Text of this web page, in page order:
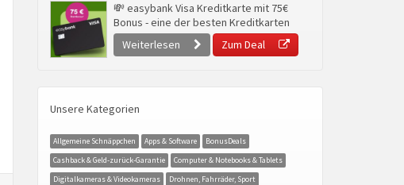
💸 easybank Visa Kreditkarte mit 75€
Bonus - eine der besten Kreditkarten
Weiterlesen
Zum Deal
Unsere Kategorien
Allgemeine Schnäppchen Apps & Software
BonusDeals
Cashback & Geld-zurück-Garantie
Computer & Notebooks & Tablets
Digitalkameras & Videokameras
Drohnen, Fahrräder, Sport